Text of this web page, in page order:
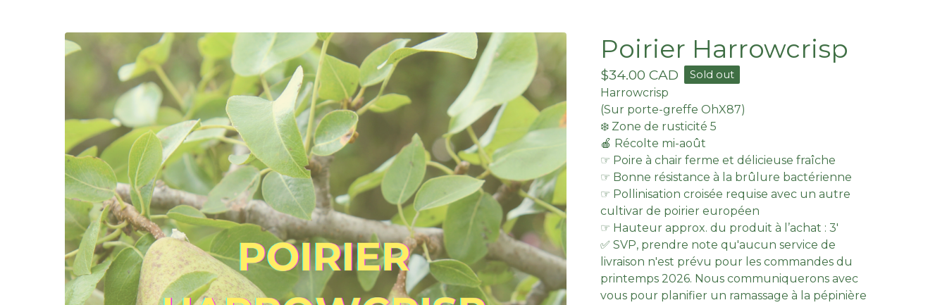
Poirier Harrowcrisp
$34.00 CAD Sold out
Harrowcrisp
(Sur porte-greffe OhX87)
❄️ Zone de rusticité 5
🍎 Récolte mi-août
☞ Poire à chair ferme et délicieuse fraîche
☞ Bonne résistance à la brûlure bactérienne
☞ Pollinisation croisée requise avec un autre
cultivar de poirier européen
☞ Hauteur approx. du produit à l’achat : 3'
✅ SVP, prendre note qu'aucun service de
livraison n'est prévu pour les commandes du
printemps 2026. Nous communiquerons avec
vous pour planifier un ramassage à la pépinière